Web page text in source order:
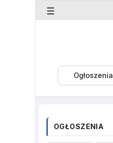
☰
Ogłoszenia
OGŁOSZENIA